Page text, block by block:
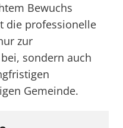
Bewuchs
die professionelle
zur
sondern auch
Gemeinde.